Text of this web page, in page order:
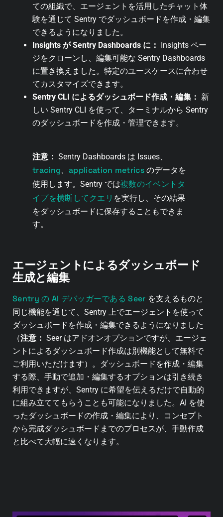
ての組織で、エージェントを活用したチャット体
験を通じて Sentry でダッシュボードを作成・編集
できるようになりました。
Insights が Sentry Dashboards に： Insights ペー
ジをクローンし、編集可能な Sentry Dashboards
に置き換えました。特定のユースケースに合わせ
てカスタマイズできます。
Sentry CLI によるダッシュボード作成・編集： 新
しい Sentry CLI を使って、ターミナルから Sentry
のダッシュボードを作成・管理できます。
注意： Sentry Dashboards は Issues、
tracing 、application metricsのデータを
使用します。Sentry では複数のイベントタ
イプを横断してクエリ を実行し、その結果
をダッシュボードに保存することもできま
す。
エージェントによるダッシュボード
生成と編集
Sentry の AI デバッガーである Seer を支えるものと
同じ機能を通じて、Sentry 上でエージェントを使って
ダッシュボードを作成・編集できるようになりました
（注意： Seer はアドオンオプションですが、エージェ
ントによるダッシュボード作成は別機能として無料で
ご利用いただけます）。ダッシュボードを作成・編集
する際、手動で追加・編集するオプションは引き続き
利用できますが、Sentry に希望を伝えるだけで自動的
に組み立ててもらうことも可能になりました。AI を使
ったダッシュボードの作成・編集により、コンセプト
から完成ダッシュボードまでのプロセスが、手動作成
と比べて大幅に速くなります。